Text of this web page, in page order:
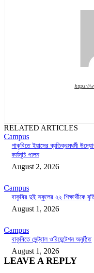
https://
RELATED ARTICLES
Campus
গাকৃবিতে ইয়াসের ব্যতিক্রমধর্মী
কর্মসূচি পালন
August 2, 2026
Campus
বাকৃবির দুই স্কুলের ২২ শিক্ষার্থীকে
August 1, 2026
Campus
বাকৃবিতে সেন্ট্রাল ওরিয়েন্টেশন অনুষ্ঠিত
August 1, 2026
LEAVE A REPLY